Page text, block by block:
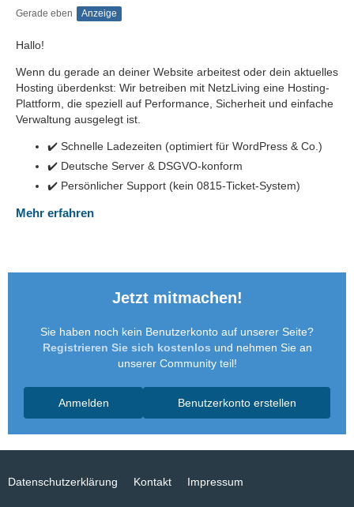
Gerade eben Anzeige
Hallo!
Wenn du gerade an deiner Website arbeitest oder dein aktuelles
Hosting überdenkst: Wir betreiben mit NetzLiving eine Hosting-
Plattform, die speziell auf Performance, Sicherheit und einfache
Verwaltung ausgelegt ist.
✔️ Schnelle Ladezeiten (optimiert für WordPress & Co.)
✔️ Deutsche Server & DSGVO-konform
✔️ Persönlicher Support (kein 0815-Ticket-System)
Mehr erfahren
Jetzt mitmachen!
Sie haben noch kein Benutzerkonto auf unserer Seite?
Registrieren Sie sich kostenlos und nehmen Sie an
unserer Community teil!
Benutzerkonto erstellen
Anmelden
Datenschutzerklärung Kontakt Impressum